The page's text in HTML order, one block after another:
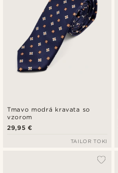
Tmavo modrá kravata so
vzorom
29,95 €
TAILOR TOKI